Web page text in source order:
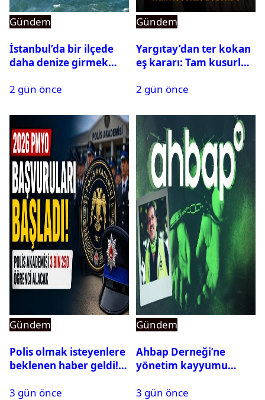
Gündem
İstanbul’da bir ilçede
daha denize girmek
2 gün önce
Gündem
Yargıtay’dan ter kokan
eş kararı: Tam kusurlu
2 gün önce
Gündem
Polis olmak isteyenlere
beklenen haber geldi!
3 gün önce
Gündem
Ahbap Derneği’ne
yönetim kayyumu
açıldı
3 gün önce